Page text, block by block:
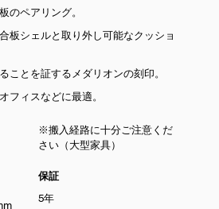
のペアリング。
板シェルと取り外し可能なクッショ
ことを証するメダリオンの刻印。
フィスなどに最適。
※搬入経路に十分ご注意くだ
さい（大型家具）
保証
5年